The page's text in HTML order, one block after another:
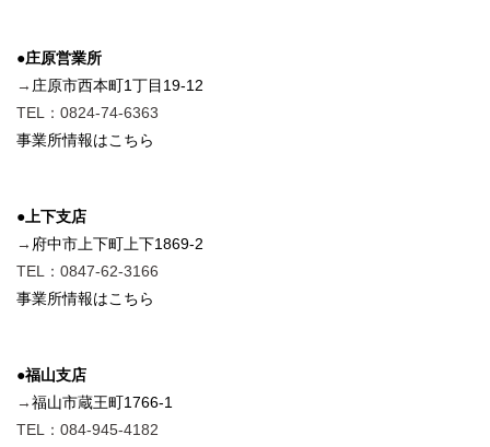
●庄原営業所
→ 庄原市西本町1丁目19-12
TEL：0824-74-6363
事業所情報はこちら
●上下支店
→ 府中市上下町上下1869-2
TEL：0847-62-3166
事業所情報はこちら
●福山支店
→福山市蔵王町1766-1
TEL：084-945-4182